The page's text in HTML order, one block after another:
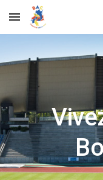
Skip to main content